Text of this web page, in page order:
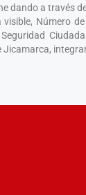
dando a través
Número
Jicamarca,